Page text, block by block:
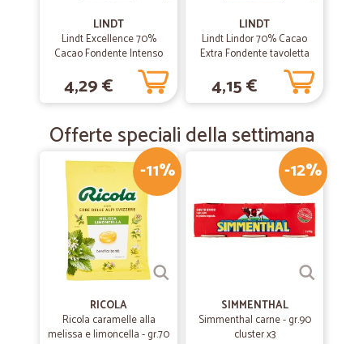
LINDT
Lindt Excellence 70%
Cacao Fondente Intenso
4,29 €
LINDT
Lindt Lindor 70% Cacao
Extra Fondente tavoletta
4,15 €
Offerte speciali della settimana
-11%
RICOLA
Ricola caramelle alla
melissa e limoncella - gr.70
-12%
SIMMENTHAL
Simmenthal carne - gr.90
cluster x3